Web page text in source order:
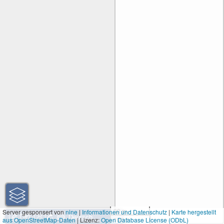
30 m
100 ft
Server gesponsert vonnine|Informationen und Datenschutz | Karte hergestellt
aus OpenStreetMap-Daten| Lizenz:Open Database License (ODbL)